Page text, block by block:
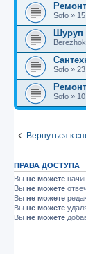
Sofo »
Шуруп
Berezhok
Sofo »
Sofo »
Вернуться к
ПРАВА ДОСТУПА
Вы не можете
Вы не можете
Вы не можете
Вы не можете
Вы не можете